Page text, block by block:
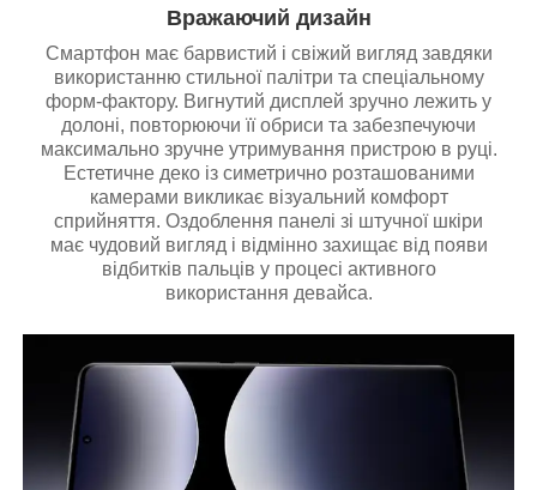
Вражаючий дизайн
Смартфон має барвистий і свіжий вигляд завдяки
використанню стильної палітри та спеціальному
форм-фактору. Вигнутий дисплей зручно лежить у
долоні, повторюючи її обриси та забезпечуючи
максимально зручне утримування пристрою в руці.
Естетичне деко із симетрично розташованими
камерами викликає візуальний комфорт
сприйняття. Оздоблення панелі зі штучної шкіри
має чудовий вигляд і відмінно захищає від появи
відбитків пальців у процесі активного
використання девайса.